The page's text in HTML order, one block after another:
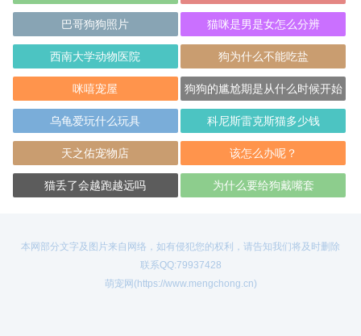
巴哥狗狗照片 猫咪是男是女怎么分辨
西南大学动物医院 狗为什么不能吃盐
咪嘻宠屋
狗狗的尴尬期是从什么时候开始
的？
乌龟爱玩什么玩具 科尼斯雷克斯猫多少钱
天之佑宠物店 该怎么办呢？
猫丢了会越跑越远吗 为什么要给狗戴嘴套
本网部分文字及图片来自网络，如有侵犯您的权利，请告知我们将及时删除
联系QQ:79937428
萌宠网(https://www.mengchong.cn)